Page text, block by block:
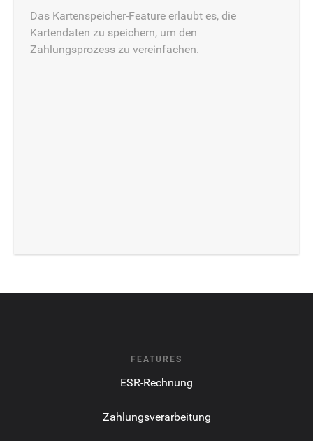
Das Kartenspeicher-Feature erlaubt es, die
Kartendaten zu speichern, um den
Zahlungsprozess zu vereinfachen.
FEATURES
ESR-Rechnung
Zahlungsverarbeitung